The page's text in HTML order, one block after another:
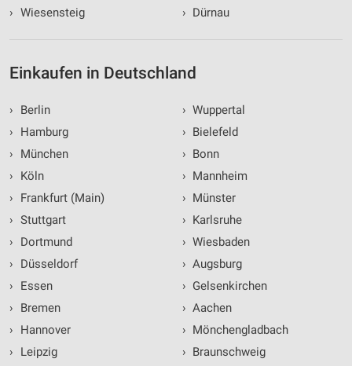
› Wiesensteig
› Dürnau
Einkaufen in Deutschland
›
Berlin
›
Hamburg
›
München
›
Köln
›
Frankfurt (Main)
› Stuttgart
›
Dortmund
›
Düsseldorf
›
Essen
›
Bremen
›
Hannover
›
Leipzig
› Wuppertal
› Bielefeld
› Bonn
› Mannheim
› Münster
› Karlsruhe
› Wiesbaden
› Augsburg
› Gelsenkirchen
› Aachen
› Mönchengladbach
› Braunschweig